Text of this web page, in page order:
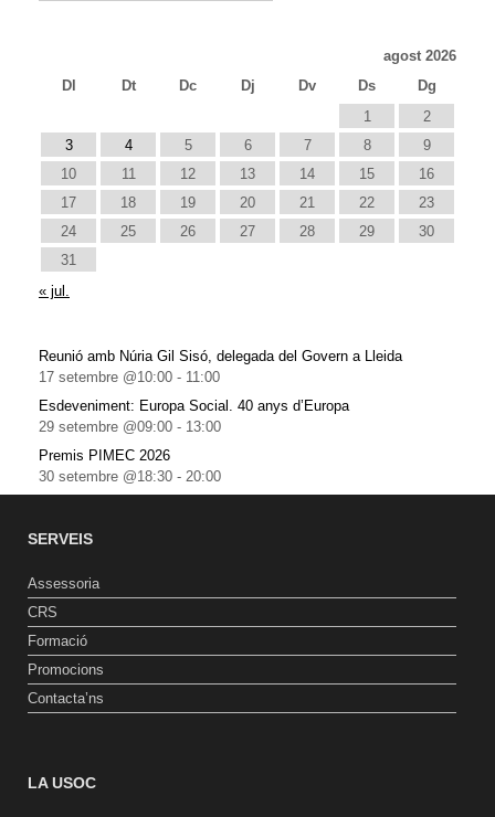
agost 2026
Dl
Dt Dc Dj Dv Ds
Dg
1
2
3
4 5 6 7 8
9
10
11 12 13 14 15
16
17
18 19 20 21 22
23
24
25 26 27 28 29
30
31
« jul.
Reunió amb Núria Gil Sisó, delegada del Govern a Lleida
17 setembre @10:00 - 11:00
Esdeveniment: Europa Social. 40 anys d’Europa
29 setembre @09:00 - 13:00
Premis PIMEC 2026
30 setembre @18:30 - 20:00
SERVEIS
Assessoria
CRS
Formació
Promocions
Contacta’ns
LA USOC